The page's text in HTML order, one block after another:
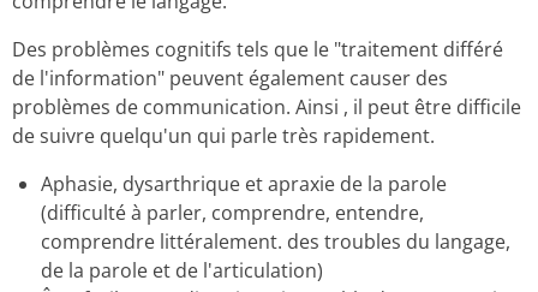
Des problèmes cognitifs tels que le "traitement différé
de l'information" peuvent également causer des
problèmes de communication. Ainsi , il peut être difficile
de suivre quelqu'un qui parle très rapidement.
Aphasie, dysarthrique et apraxie de la parole
(difficulté à parler, comprendre, entendre,
comprendre littéralement. des troubles du langage,
de la parole et de l'articulation)